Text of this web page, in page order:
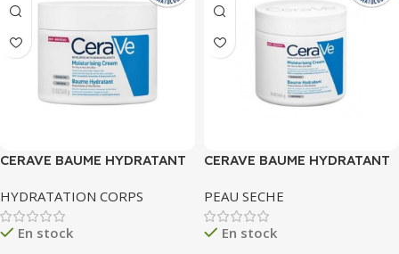
CERAVE BAUME HYDRATANT
HYDRATATION CORPS
En stock
CERAVE BAUME HYDRATANT
PEAU SECHE
En stock